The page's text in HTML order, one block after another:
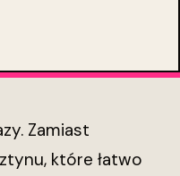
Zamiast
które łatwo